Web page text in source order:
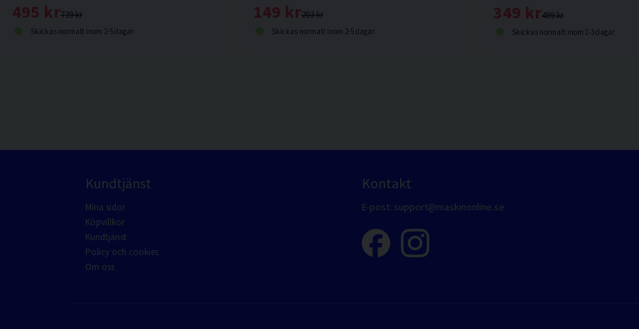
739 kr
495 kr
Skickas normalt inom 2-5 dagar
203 kr
149 kr
Skickas normalt inom 2-5 dagar
499 kr
349 kr
Skickas normalt inom 1-3 dagar
Kundtjänst
Mina sidor
Köpvillkor
Kundtjänst
Policy och cookies
Om oss
Kontakt
E-post: support@maskinonline.se